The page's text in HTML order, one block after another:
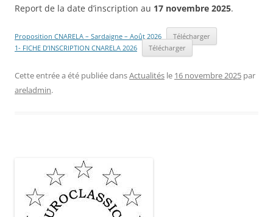
Report de la date d’inscription au 17 novembre 2025.
Proposition CNARELA – Sardaigne – Août 2026
Télécharger
1- FICHE D’INSCRIPTION CNARELA 2026
Télécharger
Cette entrée a été publiée dansActualités le 16 novembre 2025 par
areladmin.